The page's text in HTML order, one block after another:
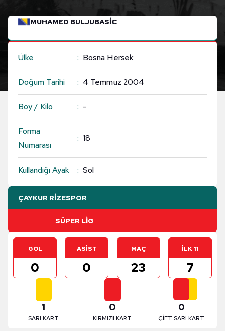
MUHAMED BULJUBASIC
Ülke Bosna Hersek
Doğum Tarihi 4 Temmuz 2004
Boy / Kilo -
Forma
Numarası
18
Kullandığı Ayak Sol
ÇAYKUR RİZESPOR
GOL
0
ASİST
0
MAÇ
23
İLK 11
7
1
SARI KART
0
KIRMIZI KART
0
ÇİFT SARI KART